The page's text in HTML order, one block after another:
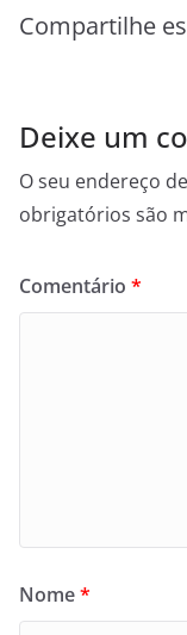
Compartilhe
Deixe um
O seu endereço
obrigatórios são
Comentário *
Nome*